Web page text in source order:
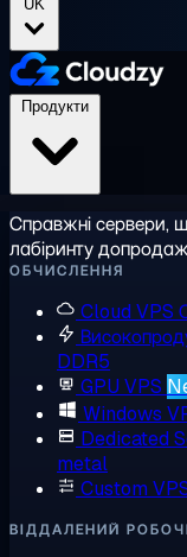
UK
Справжні сервери,
лабіринту
ОБЧИСЛЕННЯ
Cloud VPS
DDR5
GPU VPS
Windows
Dedicated
metal
Custom
ВІДДАЛЕНИЙ